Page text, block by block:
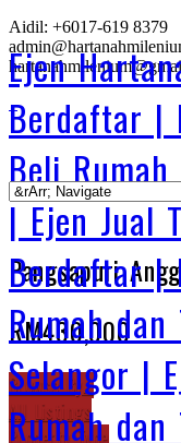
Ejen
Berdaftar |
Beli Rumah
| Ejen Jual
Berdaftar |
Rumah dan
Selangor |
Rumah dan
Aidil: +6017-619 8379
Pangsapuri
RM430,000
Browse By...
All Listings
Property Type